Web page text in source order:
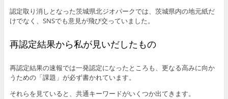
認定取り消しとなった茨城県北ジオパークでは、茨城県内の地元紙だ
けでなく、SNSでも意見が飛び交っていました。
再認定結果から私が見いだしたもの
再認定結果の速報では一発認定になったところも、更なる高みに向か
うための「課題」が必ず書かれています。
それらを見ていると、共通キーワードがいくつか出てきます。